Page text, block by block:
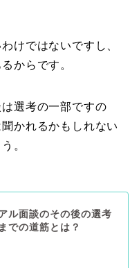
けではないですし、
からです。
選考の一部ですの
かれるかもしれない
。
ル面談のその後の選考
での道筋とは？